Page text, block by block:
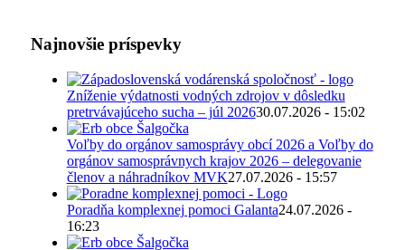
Najnovšie príspevky
Zníženie výdatnosti vodných zdrojov v dôsledku
pretrvávajúceho sucha – júl 202630.07.2026 - 15:02
Voľby do orgánov samosprávy obcí 2026 a Voľby do
orgánov samosprávnych krajov 2026 – delegovanie
členov a náhradníkov MVK27.07.2026 - 15:57
Poradňa komplexnej pomoci Galanta24.07.2026 -
16:23